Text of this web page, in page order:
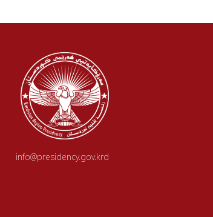
info@presidency.gov.krd